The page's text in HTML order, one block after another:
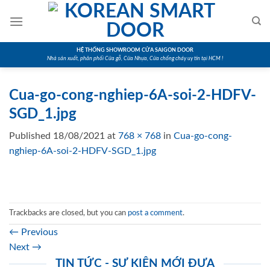
HỆ THỐNG SHOWROOM CỬA SAIGON DOOR
Nhà sản xuất, phân phối Cửa gỗ, Cửa Nhựa, Cửa chống cháy uy tín tại HCM !
Cua-go-cong-nghiep-6A-soi-2-HDFV-
SGD_1.jpg
Published 18/08/2021 at 768 × 768 in Cua-go-cong-
nghiep-6A-soi-2-HDFV-SGD_1.jpg
Trackbacks are closed, but you can post a comment.
← Previous
Next →
TIN TỨC - SỰ KIỆN MỚI ĐƯA